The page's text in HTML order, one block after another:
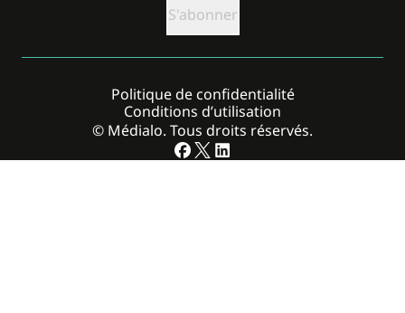
© Médialo. Tous droits réservés.
Politique de confidentialité
Conditions d’utilisation